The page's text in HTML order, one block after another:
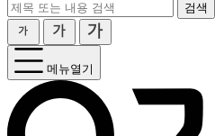
검색
메뉴열기